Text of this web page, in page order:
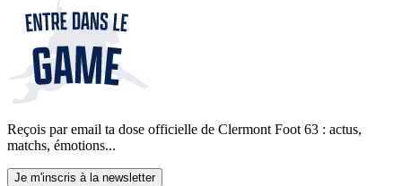
Reçois par email ta dose officielle de Clermont Foot 63 : actus,
matchs, émotions...
Je m'inscris à la newsletter